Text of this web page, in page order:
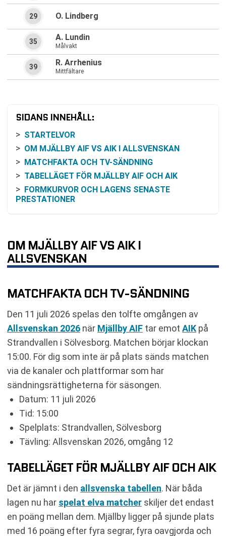
O. Lindberg
29
A. Lundin
Målvakt
35
R. Arrhenius
Mittfältare
39
SIDANS INNEHÅLL:
STARTELVOR
OM MJÄLLBY AIF VS AIK I ALLSVENSKAN
MATCHFAKTA OCH TV-SÄNDNING
TABELLÄGET FÖR MJÄLLBY AIF OCH AIK
FORMKURVOR OCH LAGENS SENASTE
PRESTATIONER
KOMMANDE SPELSCHEMA FÖR KLUBBARNA
VANLIGA FRÅGOR OM MJÄLLBY AIF VS AIK
SENASTE RESULTAT MJÄLLBY AIF
RESULTAT INBÖRDES MÖTEN
TABELL
KOMMANDE MATCHER MJÄLLBY AIF
KOMMANDE MATCHER AIK
RELATERADE NYHETER
OM MJÄLLBY AIF VS AIK I
ALLSVENSKAN
MATCHFAKTA OCH TV-SÄNDNING
Den 11 juli 2026 spelas den tolfte omgången av
Allsvenskan 2026 när Mjällby AIF tar emot AIK på
Strandvallen i Sölvesborg. Matchen börjar klockan
15:00. För dig som inte är på plats sänds matchen
via de kanaler och plattformar som har
sändningsrättigheterna för säsongen.
Datum: 11 juli 2026
Tid: 15:00
Spelplats: Strandvallen, Sölvesborg
Tävling: Allsvenskan 2026, omgång 12
TABELLÄGET FÖR MJÄLLBY AIF OCH AIK
Det är jämnt i den allsvenska tabellen. När båda
lagen nu har spelat elva matcher skiljer det endast
en poäng mellan dem. Mjällby ligger på sjunde plats
med 16 poäng efter fyra segrar, fyra oavgjorda och